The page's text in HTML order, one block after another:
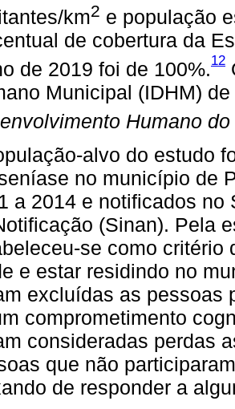
km2 e população
de cobertura da
de 2019 foi de 100%.12
Municipal (IDHM)
Humano
alvo do estudo
no município de
a 2014 e notificados no
(Sinan). Pela
se como critério
e estar residindo no
excluídas as pessoas
comprometimento
consideradas perdas
que não
de responder a